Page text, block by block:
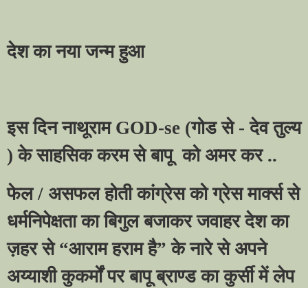
देश का नया जन्म हुआ
इस दिन नाथूराम GOD-se (गोड से - देव तुल्य
) के साहसिक करम से बापू को अमर कर ..
फेल / असफल होती कांग्रेस को ग्रेस मार्क्स से
धर्मनिपेक्षता का बिगुल बजाकर जवाहर देश का
ज़हर से “आराम हराम है”के नारे से अपने
अय्याशी कुकर्मों पर बापू ब्राण्ड का कुर्सी में लेप